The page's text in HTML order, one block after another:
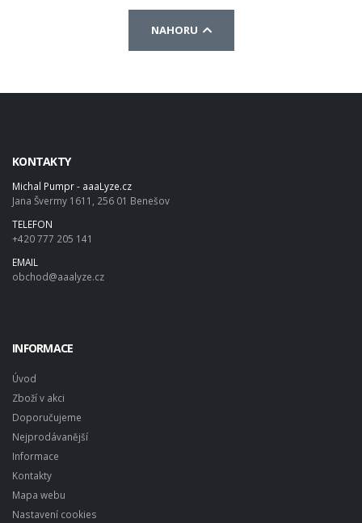
NAHORU
KONTAKTY
Michal Pumpr - aaaLyze.cz
Jana Švermy 1611, 256 01 Benešov
TELEFON
+420 777 205 141
EMAIL
obchod@aaalyze.cz
INFORMACE
Úvod
Zboží v akci
Doporučujeme
Nejprodávanější
Informace
Kontakty
Mapa webu
Nastavení cookies